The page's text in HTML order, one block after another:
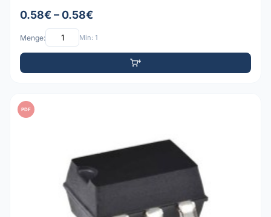
0.58€ – 0.58€
Menge: Min: 1
PDF